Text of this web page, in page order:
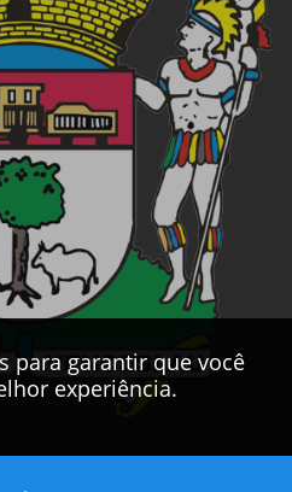
para garantir que você
experiência.